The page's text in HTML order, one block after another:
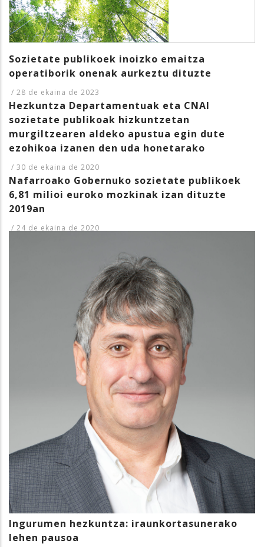
Sector
Medio ambiente
Sozietate publikoek inoizko emaitza
operatiborik onenak aurkeztu dituzte
/ 28 de ekaina de 2023
Hezkuntza Departamentuak eta CNAI
sozietate publikoak hizkuntzetan
murgiltzearen aldeko apustua egin dute
ezohikoa izanen den uda honetarako
/ 30 de ekaina de 2020
Nafarroako Gobernuko sozietate publikoek
6,81 milioi euroko mozkinak izan dituzte
2019an
/ 24 de ekaina de 2020
Ingurumen hezkuntza: iraunkortasunerako
lehen pausoa